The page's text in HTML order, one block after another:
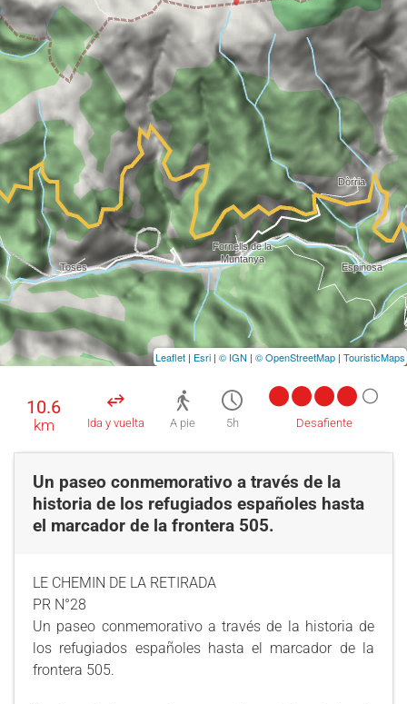
10.6
km Ida y vuelta A pie 5h Desafiente
Un paseo conmemorativo a través de la
historia de los refugiados españoles hasta
el marcador de la frontera 505.
LE CHEMIN DE LA RETIRADA
PR N°28
Un paseo conmemorativo a través de la historia de
los refugiados españoles hasta el marcador de la
frontera 505.
Leaflet | Esri | © IGN | © OpenStreetMap | TouristicMaps